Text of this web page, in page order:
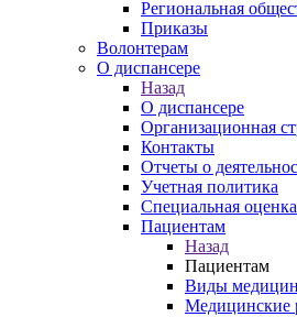
Региональная
Приказы
Волонтерам
О диспансере
Назад
О диспансере
Организационная
Контакты
Отчеты о
Учетная политика
Специальная
Пациентам
Назад
Пациентам
Виды
Медицинские